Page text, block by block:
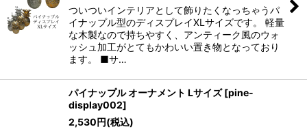
ついついインテリアとして飾りたくなっちゃうパ
イナップル型のディスプレイXLサイズです。 軽量
な木製なので持ちやすく、アンティーク風のウォ
ッシュ加工がとてもかわいい置き物となっており
ます。 ■サ…
パイナップル オーナメント Lサイズ [pine-
display002]
2,530円(税込)